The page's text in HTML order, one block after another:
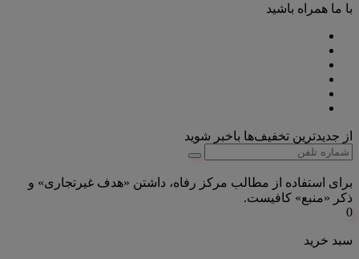
با ما همراه باشید
از جدیدترین تخفیف‌ها باخبر شوید
برای استفاده از مطالب مرکز رفاه، داشتن «هدف غیرتجاری» و
ذکر «منبع» کافیست.
0
سبد خرید